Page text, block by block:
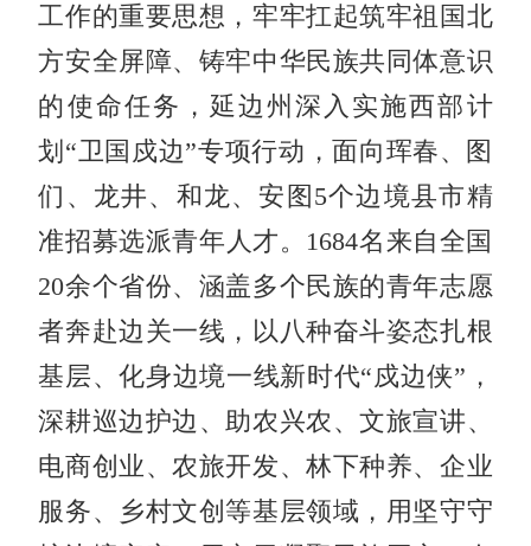
工作的重要思想，牢牢扛起筑牢祖国北
方安全屏障、铸牢中华民族共同体意识
的使命任务，延边州深入实施西部计
划“卫国戍边”专项行动，面向珲春、图
们、龙井、和龙、安图5个边境县市精
准招募选派青年人才。1684名来自全国
20余个省份、涵盖多个民族的青年志愿
者奔赴边关一线，以八种奋斗姿态扎根
基层、化身边境一线新时代“戍边侠”，
深耕巡边护边、助农兴农、文旅宣讲、
电商创业、农旅开发、林下种养、企业
服务、乡村文创等基层领域，用坚守守